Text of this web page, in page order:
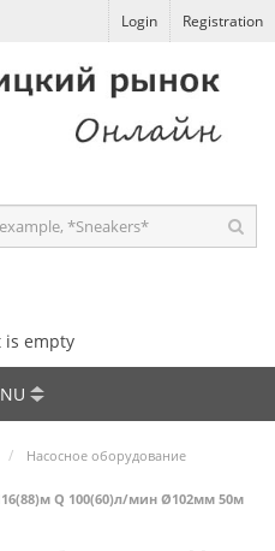
Login Registration
is empty
Насосное оборудование
Q 100(60)л/мин Ø102мм 50м